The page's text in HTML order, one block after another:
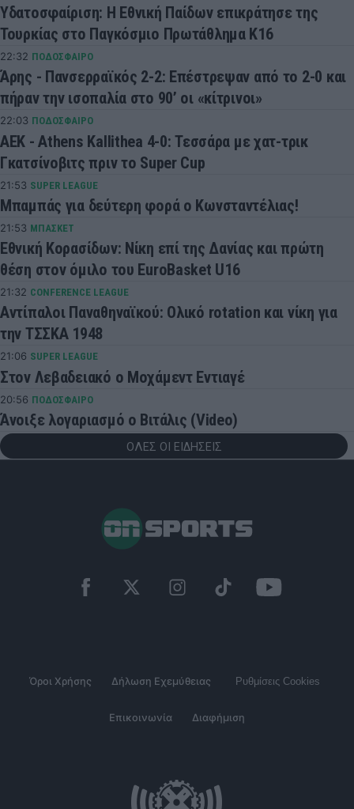
Υδατοσφαίριση: Η Εθνική Παίδων επικράτησε της
Τουρκίας στο Παγκόσμιο Πρωτάθλημα Κ16
22:32 ΠΟΔΟΣΦΑΙΡΟ
Άρης - Πανσερραϊκός 2-2: Επέστρεψαν από το 2-0 και
πήραν την ισοπαλία στο 90’ οι «κίτρινοι»
22:03 ΠΟΔΟΣΦΑΙΡΟ
ΑΕΚ - Athens Kallithea 4-0: Τεσσάρα με χατ-τρικ
Γκατσίνοβιτς πριν το Super Cup
21:53 SUPER LEAGUE
Μπαμπάς για δεύτερη φορά ο Κωνσταντέλιας!
21:53 ΜΠΑΣΚΕΤ
Εθνική Κορασίδων: Νίκη επί της Δανίας και πρώτη
θέση στον όμιλο του EuroBasket U16
21:32 CONFERENCE LEAGUE
Αντίπαλοι Παναθηναϊκού: Ολικό rotation και νίκη για
την ΤΣΣΚΑ 1948
21:06 SUPER LEAGUE
Στον Λεβαδειακό ο Μοχάμεντ Εντιαγέ
20:56 ΠΟΔΟΣΦΑΙΡΟ
Άνοιξε λογαριασμό ο Βιτάλις (Video)
ΟΛΕΣ ΟΙ ΕΙΔΗΣΕΙΣ
Όροι Χρήσης Δήλωση Εχεμύθειας Ρυθμίσεις Cookies
Επικοινωνία Διαφήμιση